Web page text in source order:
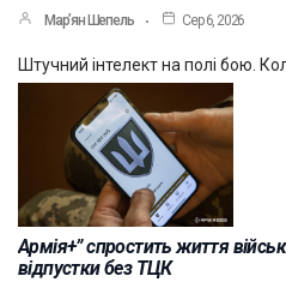
Мар’ян Шепель Сер 6, 2026
Штучний інтелект на полі бою.
Армія+” спростить життя
відпустки без ТЦК